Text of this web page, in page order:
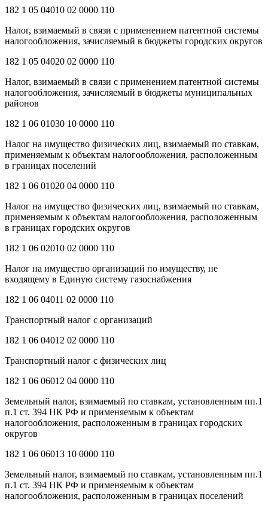
182 1 05 04010 02 0000 110
Налог, взимаемый в связи с применением патентной системы
налогообложения, зачисляемый в бюджеты городских округов
182 1 05 04020 02 0000 110
Налог, взимаемый в связи с применением патентной системы
налогообложения, зачисляемый в бюджеты муниципальных
районов
182 1 06 01030 10 0000 110
Налог на имущество физических лиц, взимаемый по ставкам,
применяемым к объектам налогообложения, расположенным
в границах поселений
182 1 06 01020 04 0000 110
Налог на имущество физических лиц, взимаемый по ставкам,
применяемым к объектам налогообложения, расположенным
в границах городских округов
182 1 06 02010 02 0000 110
Налог на имущество организаций по имуществу, не
входящему в Единую систему газоснабжения
182 1 06 04011 02 0000 110
Транспортный налог с организаций
182 1 06 04012 02 0000 110
Транспортный налог с физических лиц
182 1 06 06012 04 0000 110
Земельный налог, взимаемый по ставкам, установленным пп.1
п.1 ст. 394 НК РФ и применяемым к объектам
налогообложения, расположенным в границах городских
округов
182 1 06 06013 10 0000 110
Земельный налог, взимаемый по ставкам, установленным пп.1
п.1 ст. 394 НК РФ и применяемым к объектам
налогообложения, расположенным в границах поселений